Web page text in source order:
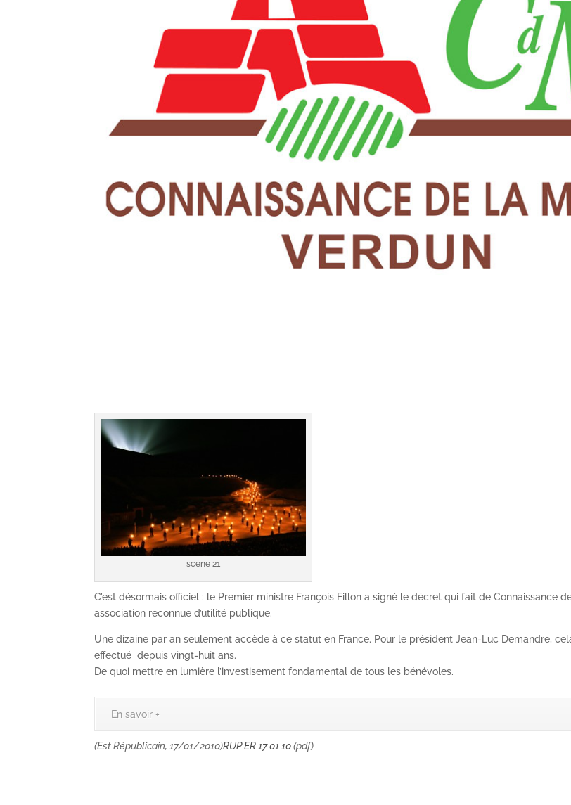
scène 21
C’est désormais officiel : le Premier ministre François Fillon a signé le décret qui fait de Connaissance
association reconnue d’utilité publique.
Une dizaine par an seulement accède à ce statut en France. Pour le président Jean-Luc Demandre,
effectué depuis vingt-huit ans.
De quoi mettre en lumière l’investisement fondamental de tous les bénévoles.
En savoir +
(Est Républicain, 17/01/2010)RUP ER 17 01 10(pdf)